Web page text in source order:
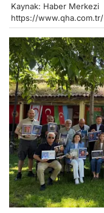
Kaynak: Haber Merkezi
https://www.qha.com.tr/